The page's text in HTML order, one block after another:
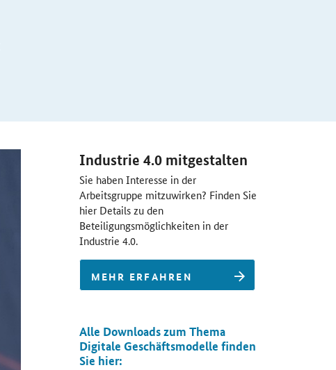
Industrie 4.0 mitgestalten
Sie haben Interesse in der
Arbeitsgruppe mitzuwirken? Finden Sie
hier Details zu den
Beteiligungsmöglichkeiten in der
Industrie 4.0.
MEHR ERFAHREN
Alle Downloads zum Thema
Digitale Geschäftsmodelle finden
Sie hier:
Öffnet Einzelsicht